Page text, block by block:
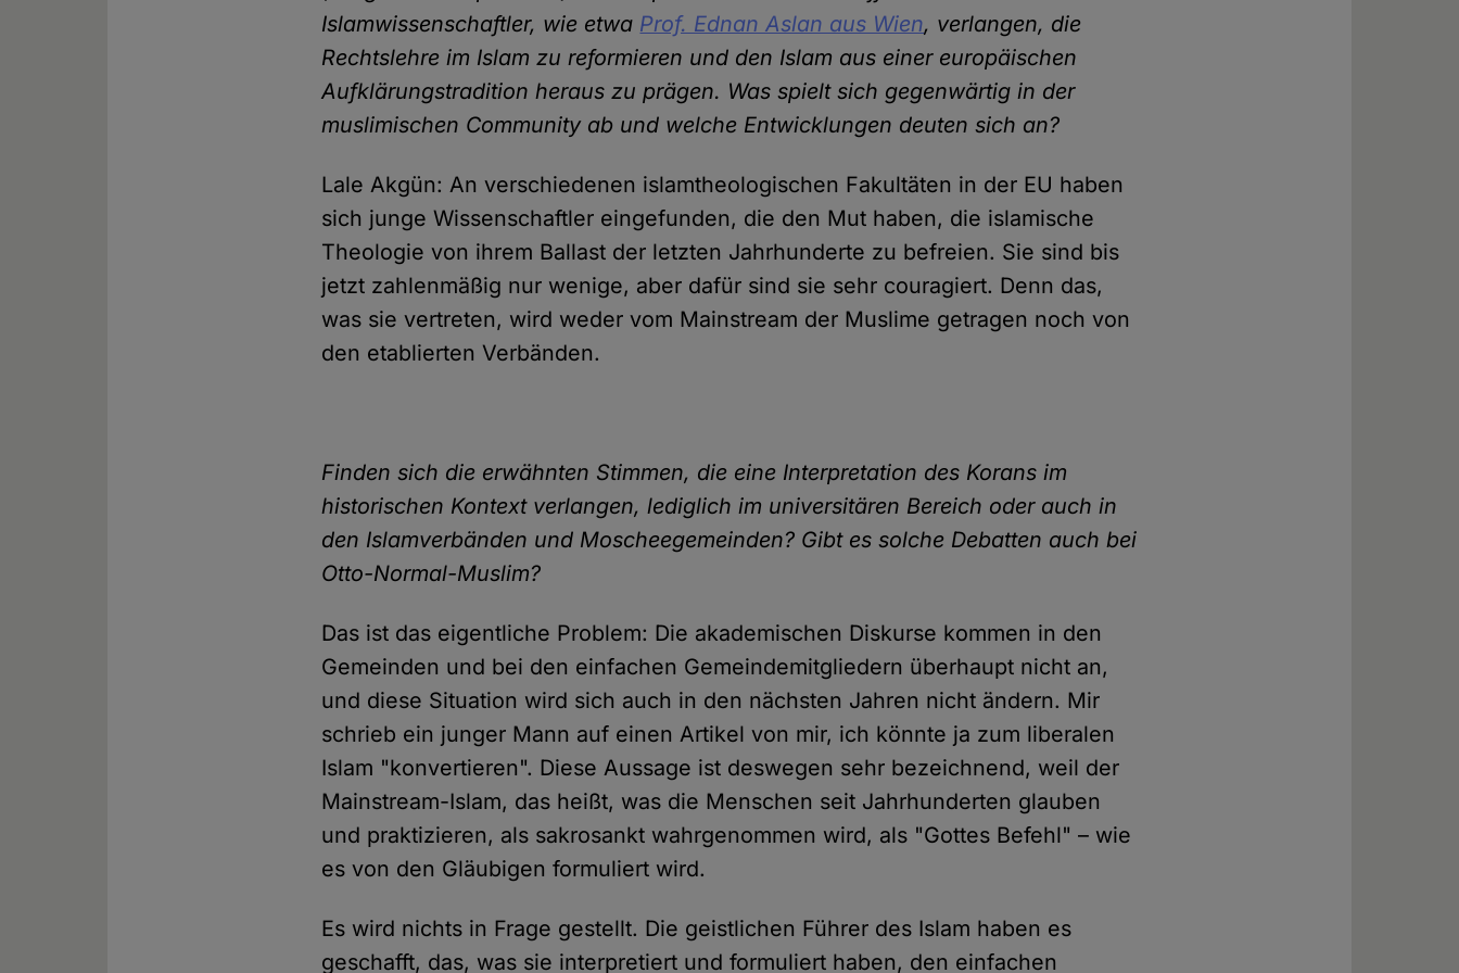
Islamwissenschaftler, wie etwa Prof. Ednan Aslan aus Wien, verlangen, die
Rechtslehre im Islam zu reformieren und den Islam aus einer europäischen
Aufklärungstradition heraus zu prägen. Was spielt sich gegenwärtig in der
muslimischen Community ab und welche Entwicklungen deuten sich an?
Lale Akgün: An verschiedenen islamtheologischen Fakultäten in der EU haben
sich junge Wissenschaftler eingefunden, die den Mut haben, die islamische
Theologie von ihrem Ballast der letzten Jahrhunderte zu befreien. Sie sind bis
jetzt zahlenmäßig nur wenige, aber dafür sind sie sehr couragiert. Denn das,
was sie vertreten, wird weder vom Mainstream der Muslime getragen noch von
den etablierten Verbänden.
Finden sich die erwähnten Stimmen, die eine Interpretation des Korans im
historischen Kontext verlangen, lediglich im universitären Bereich oder auch in
den Islamverbänden und Moscheegemeinden? Gibt es solche Debatten auch bei
Otto-Normal-Muslim?
Das ist das eigentliche Problem: Die akademischen Diskurse kommen in den
Gemeinden und bei den einfachen Gemeindemitgliedern überhaupt nicht an,
und diese Situation wird sich auch in den nächsten Jahren nicht ändern. Mir
schrieb ein junger Mann auf einen Artikel von mir, ich könnte ja zum liberalen
Islam "konvertieren". Diese Aussage ist deswegen sehr bezeichnend, weil der
Mainstream-Islam, das heißt, was die Menschen seit Jahrhunderten glauben
und praktizieren, als sakrosankt wahrgenommen wird, als "Gottes Befehl" – wie
es von den Gläubigen formuliert wird.
Es wird nichts in Frage gestellt. Die geistlichen Führer des Islam haben es
geschafft, das, was sie interpretiert und formuliert haben, den einfachen